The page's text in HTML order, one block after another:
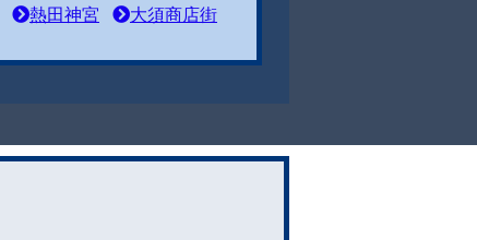
熱田神宮 大須商店街